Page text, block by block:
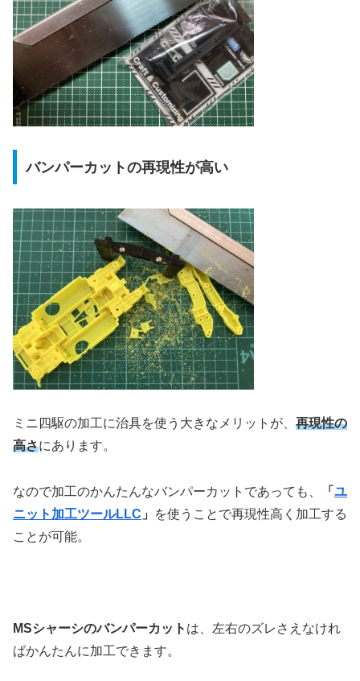
バンパーカットの再現性が高い
ミニ四駆の加工に治具を使う大きなメリットが、 再現性の
高さにあります。
なので加工のかんたんなバンパーカットであっても、 「 ユ
ニット加工ツールLLC 」
を使うことで再現性高く加工する
ことが可能。
MSシャーシのバンパーカット は、左右のズレさえなけれ
ばかんたんに加工できます。